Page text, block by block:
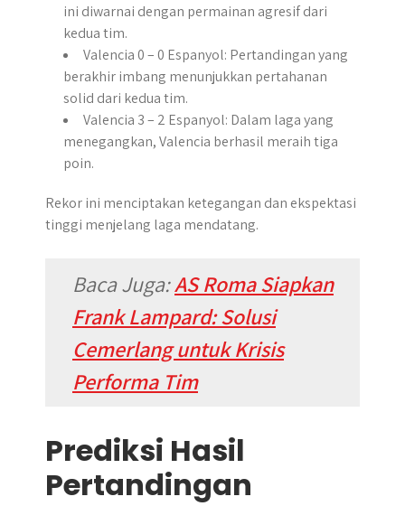
ini diwarnai dengan permainan agresif dari
kedua tim.
Valencia 0 – 0 Espanyol: Pertandingan yang
berakhir imbang menunjukkan pertahanan
solid dari kedua tim.
Valencia 3 – 2 Espanyol: Dalam laga yang
menegangkan, Valencia berhasil meraih tiga
poin.
Rekor ini menciptakan ketegangan dan ekspektasi
tinggi menjelang laga mendatang.
Baca Juga:AS Roma Siapkan
Frank Lampard: Solusi
Cemerlang untuk Krisis
Performa Tim
Prediksi Hasil
Pertandingan